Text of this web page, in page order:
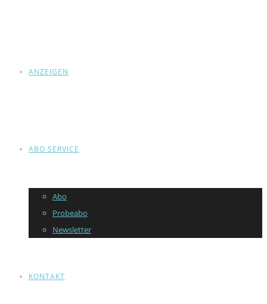
ANZEIGEN
ABO SERVICE
Abo
Probeabo
Newsletter
KONTAKT